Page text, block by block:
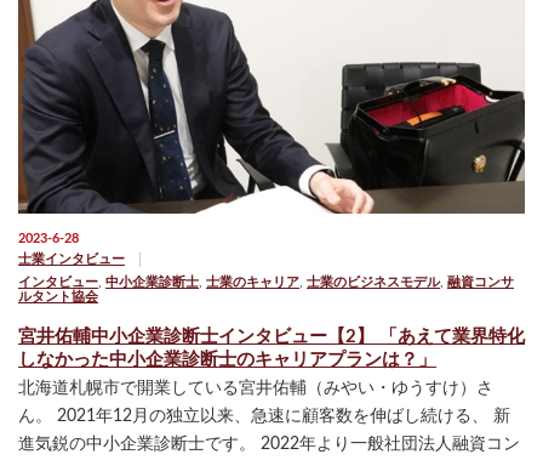
2023-6-28
士業インタビュー
インタビュー 中小企業診断士 士業のキャリア 士業のビジネスモデル, 融資コンサ
ルタント協会
宮井佑輔中小企業診断士インタビュー【2】 「あえて業界特化
しなかった中小企業診断士のキャリアプランは？」
北海道札幌市で開業している宮井佑輔（みやい・ゆうすけ）さ
ん。 2021年12月の独立以来、急速に顧客数を伸ばし続ける、 新
進気鋭の中小企業診断士です。 2022年より一般社団法人融資コン